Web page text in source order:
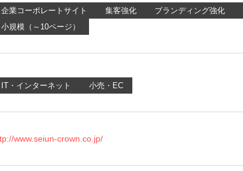
企業コーポレートサイト 集客強化 ブランディング強化
小規模（～10ページ）
IT・インターネット 小売・EC
www.seiun-crown.co.jp/